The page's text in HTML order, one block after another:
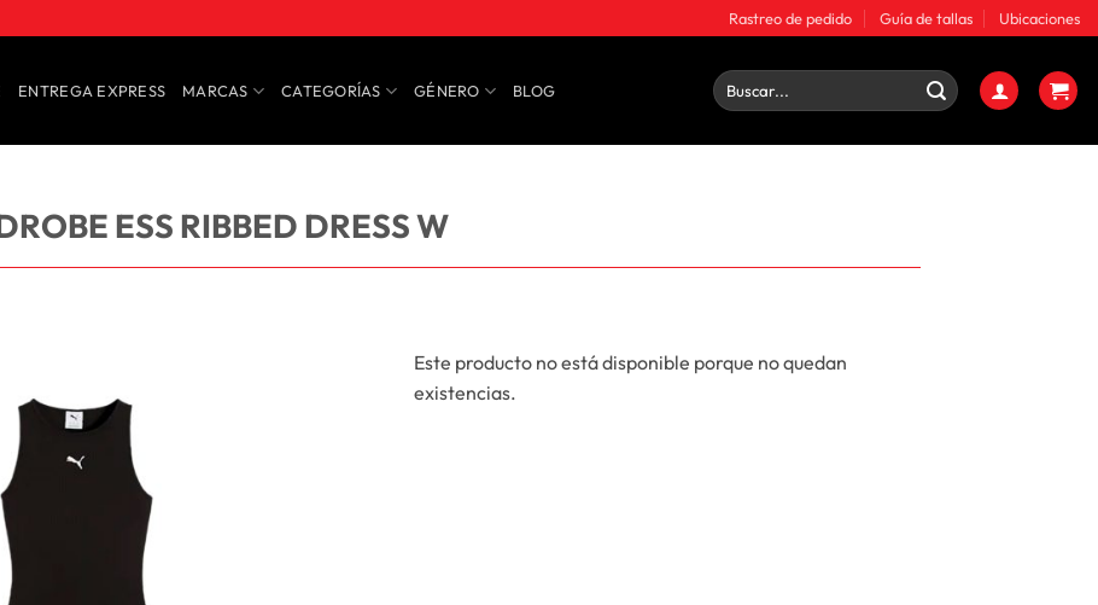
Rastreo de pedido Guía de tallas Ubicaciones
ENTREGA EXPRESS MARCAS CATEGORÍAS GÉNERO BLOG
Buscar
por:
ESS RIBBED DRESS W
Este producto no está disponible porque no quedan
existencias.